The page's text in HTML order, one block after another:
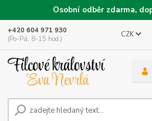
Osobní odběr zdarma,
CZK
+420 604 971 930
(Po-Pá, 8-15 hod.)